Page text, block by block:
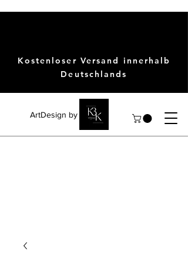
ArtDesign by KBK
Kostenloser Versand innerhalb
Deutschlands